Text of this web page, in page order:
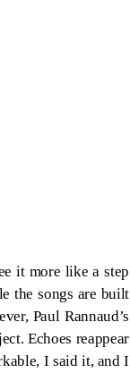
it more like a step
the songs are built
Paul Rannaud’s
Echoes reappear
I said it, and I